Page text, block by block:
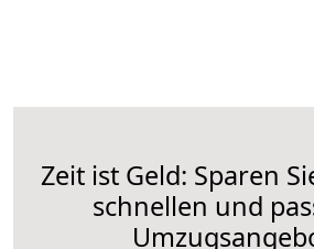
Zeit ist Geld: Sparen
schnellen und